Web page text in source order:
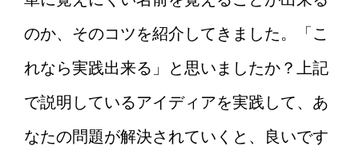
のか、そのコツを紹介してきました。「こ
れなら実践出来る」と思いましたか？上記
で説明しているアイディアを実践して、あ
なたの問題が解決されていくと、良いです